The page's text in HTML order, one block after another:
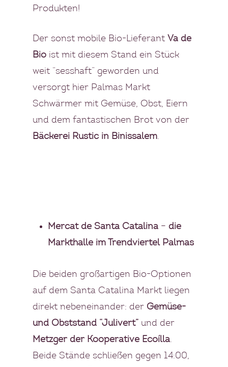
Produkten!
Der sonst mobile Bio-Lieferant Va de
Bio ist mit diesem Stand ein Stück
weit “sesshaft” geworden und
versorgt hier Palmas Markt
Schwärmer mit Gemüse, Obst, Eiern
und dem fantastischen Brot von der
Bäckerei Rustic in Binissalem.
Mercat de Santa Catalina – die
Markthalle im Trendviertel Palmas
Die beiden großartigen Bio-Optionen
auf dem Santa Catalina Markt liegen
direkt nebeneinander: der Gemüse-
und Obststand “Julivert” und der
Metzger der Kooperative Ecoílla.
Beide Stände schließen gegen 14:00,